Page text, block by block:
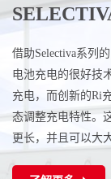
借助Selectiva系列
电池充电的很好技
充电，而创新的Ri
态调整充电特性。
更长，并且可以大